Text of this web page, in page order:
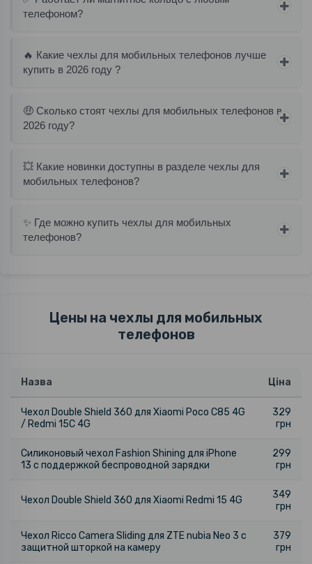
телефоном?
🔥 Какие чехлы для мобильных телефонов лучше
купить в 2026 году ?
🤑 Сколько стоят чехлы для мобильных телефонов в
2026 году?
💥 Какие новинки доступны в разделе чехлы для
мобильных телефонов?
✨ Где можно купить чехлы для мобильных
телефонов?
Цены на чехлы для мобильных
телефонов
Назва Ціна
Чехол Double Shield 360 для Xiaomi Poco C85 4G
/ Redmi 15C 4G
329
грн
Силиконовый чехол Fashion Shining для iPhone
13 с поддержкой беспроводной зарядки
299
грн
Чехол Double Shield 360 для Xiaomi Redmi 15 4G
349
грн
Чехол Ricco Camera Sliding для ZTE nubia Neo 3 с
защитной шторкой на камеру
379
грн